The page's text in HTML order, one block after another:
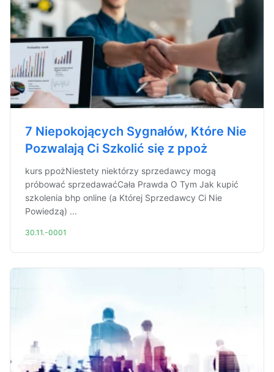
7 Niepokojących Sygnałów, Które Nie
Pozwalają Ci Szkolić się z ppoż
kurs ppożNiestety niektórzy sprzedawcy mogą
próbować sprzedawaćCała Prawda O Tym Jak kupić
szkolenia bhp online (a Której Sprzedawcy Ci Nie
Powiedzą) ...
30.11.-0001